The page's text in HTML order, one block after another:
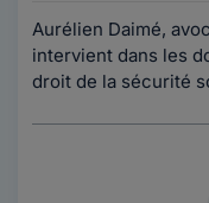
Aurélien Daimé,
intervient dans les
droit de la sécurité